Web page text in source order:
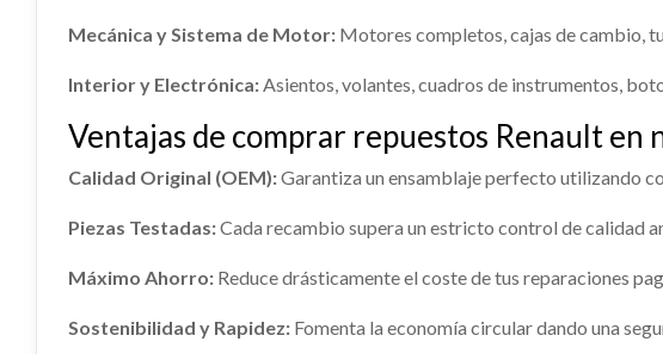
Mecánica y Sistema de Motor: Motores completos, cajas de cambio,
Interior y Electrónica:Asientos, volantes, cuadros de instrumentos,
Ventajas de comprar repuestos Renault en
Calidad Original (OEM):Garantiza un ensamblaje perfecto utilizando
Piezas Testadas:Cada recambio supera un estricto control de calidad
Máximo Ahorro: Reduce drásticamente el coste de tus reparaciones
Sostenibilidad y Rapidez: Fomenta la economía circular dando una